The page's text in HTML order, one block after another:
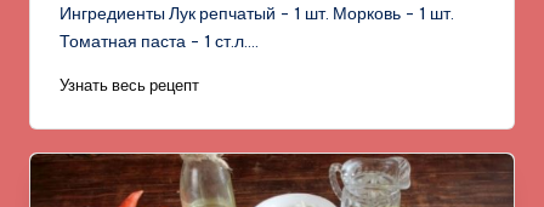
Ингредиенты Лук репчатый - 1 шт. Морковь - 1 шт.
Томатная паста - 1 ст.л.…
Узнать весь рецепт